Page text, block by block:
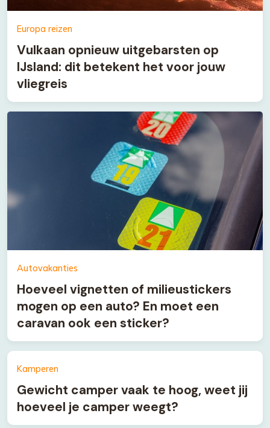
Europa reizen
Vulkaan opnieuw uitgebarsten op
IJsland: dit betekent het voor jouw
vliegreis
Autovakanties
Hoeveel vignetten of milieustickers
mogen op een auto? En moet een
caravan ook een sticker?
Kamperen
Gewicht camper vaak te hoog, weet jij
hoeveel je camper weegt?